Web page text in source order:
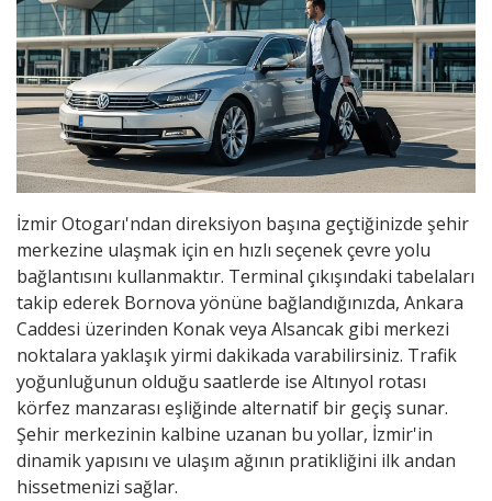
İzmir Otogarı'ndan direksiyon başına geçtiğinizde şehir
merkezine ulaşmak için en hızlı seçenek çevre yolu
bağlantısını kullanmaktır. Terminal çıkışındaki tabelaları
takip ederek Bornova yönüne bağlandığınızda, Ankara
Caddesi üzerinden Konak veya Alsancak gibi merkezi
noktalara yaklaşık yirmi dakikada varabilirsiniz. Trafik
yoğunluğunun olduğu saatlerde ise Altınyol rotası
körfez manzarası eşliğinde alternatif bir geçiş sunar.
Şehir merkezinin kalbine uzanan bu yollar, İzmir'in
dinamik yapısını ve ulaşım ağının pratikliğini ilk andan
hissetmenizi sağlar.